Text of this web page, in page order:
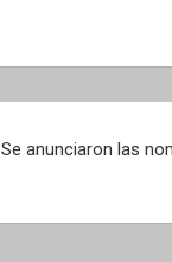
Se anunciaron las